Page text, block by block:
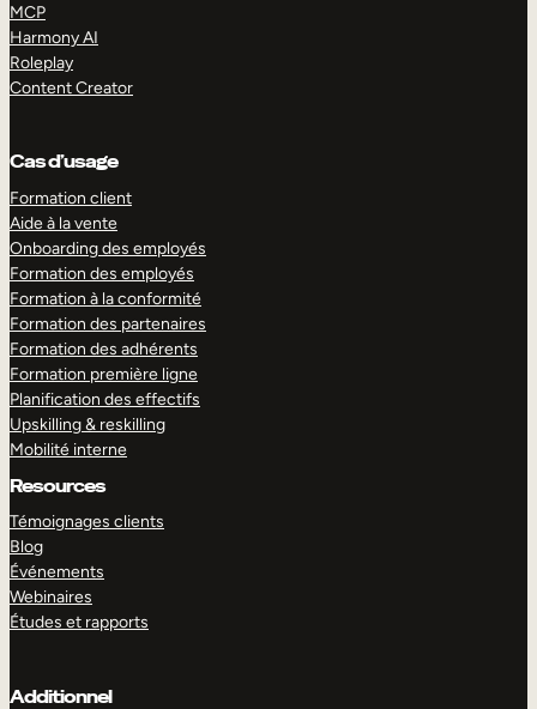
MCP
Harmony AI
Roleplay
Content Creator
Cas d’usage
Formation client
Aide à la vente
Onboarding des employés
Formation des employés
Formation à la conformité
Formation des partenaires
Formation des adhérents
Formation première ligne
Planification des effectifs
Upskilling & reskilling
Mobilité interne
Resources
Témoignages clients
Blog
Événements
Webinaires
Études et rapports
Additionnel